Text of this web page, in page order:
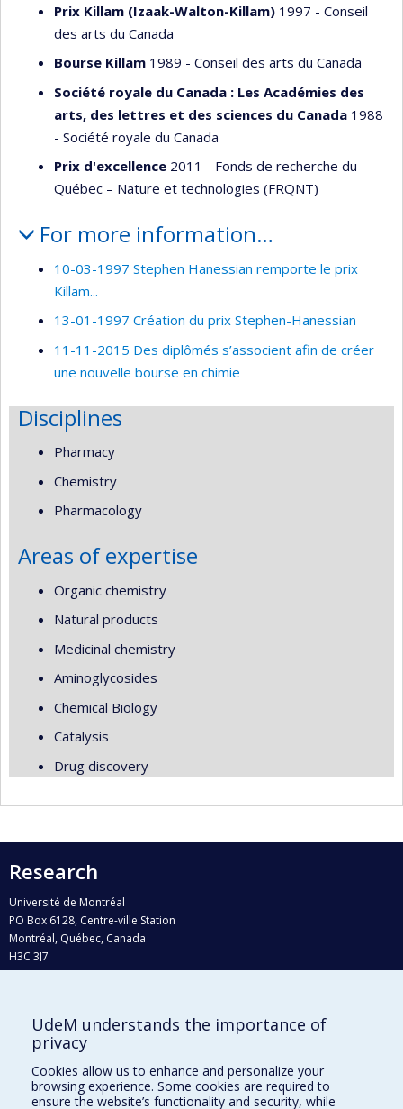
Prix Killam (Izaak-Walton-Killam) 1997 - Conseil
des arts du Canada
Bourse Killam 1989 - Conseil des arts du Canada
Société royale du Canada : Les Académies des
arts, des lettres et des sciences du Canada 1988
- Société royale du Canada
Prix d'excellence 2011 - Fonds de recherche du
Québec – Nature et technologies (FRQNT)
For more information…
10-03-1997 Stephen Hanessian remporte le prix
Killam...
13-01-1997 Création du prix Stephen-Hanessian
11-11-2015 Des diplômés s’associent afin de créer
une nouvelle bourse en chimie
Disciplines
Pharmacy
Chemistry
Pharmacology
Areas of expertise
Organic chemistry
Natural products
Medicinal chemistry
Aminoglycosides
Chemical Biology
Catalysis
Drug discovery
Research
Université de Montréal
PO Box 6128, Centre-ville Station
Montréal, Québec, Canada
H3C 3J7
Who does what?
Find us
Site map
UdeM understands the importance of
privacy
Cookies allow us to enhance and personalize your
browsing experience. Some cookies are required to
ensure the website’s functionality and security, while